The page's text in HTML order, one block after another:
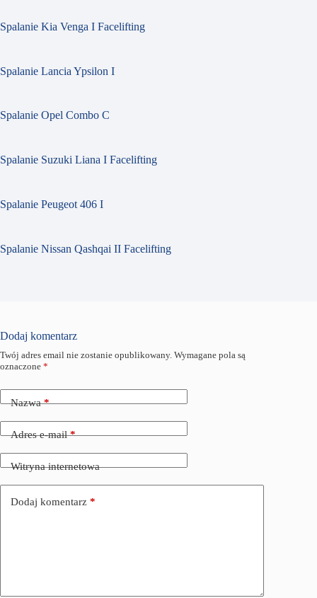
Spalanie Kia Venga I Facelifting
Spalanie Lancia Ypsilon I
Spalanie Opel Combo C
Spalanie Suzuki Liana I Facelifting
Spalanie Peugeot 406 I
Spalanie Nissan Qashqai II Facelifting
Dodaj komentarz
Twój adres email nie zostanie opublikowany. Wymagane pola są
oznaczone *
Nazwa*
Adres e-mail*
Witryna internetowa
Dodaj komentarz *